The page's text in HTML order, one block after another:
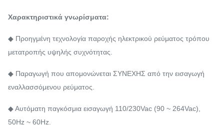
Χαρακτηριστικά γνωρίσματα:
◆ Προηγμένη τεχνολογία παροχής ηλεκτρικού ρεύματος τρόπου
μετατροπής υψηλής συχνότητας.
◆ Παραγωγή που απομονώνεται ΣΥΝΕΧΗΣ από την εισαγωγή
εναλλασσόμενου ρεύματος.
◆ Αυτόματη παγκόσμια εισαγωγή 110/230Vac (90 ~ 264Vac),
50Hz ~ 60Hz.